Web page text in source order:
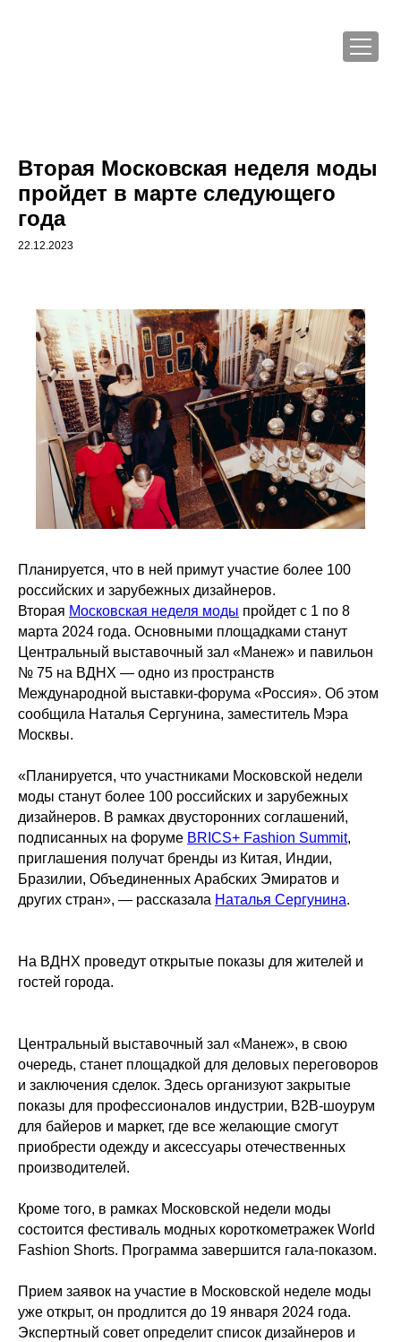
Вторая Московская неделя моды
пройдет в марте следующего
года
22.12.2023
Планируется, что в ней примут участие более 100
российских и зарубежных дизайнеров.
Вторая Московская неделя моды пройдет с 1 по 8
марта 2024 года. Основными площадками станут
Центральный выставочный зал «Манеж» и павильон
№ 75 на ВДНХ — одно из пространств
Международной выставки-форума «Россия». Об этом
сообщила Наталья Сергунина, заместитель Мэра
Москвы.
«Планируется, что участниками Московской недели
моды станут более 100 российских и зарубежных
дизайнеров. В рамках двусторонних соглашений,
подписанных на форуме BRICS+ Fashion Summit,
приглашения получат бренды из Китая, Индии,
Бразилии, Объединенных Арабских Эмиратов и
других стран», — рассказала Наталья Сергунина.
На ВДНХ проведут открытые показы для жителей и
гостей города.
Центральный выставочный зал «Манеж», в свою
очередь, станет площадкой для деловых переговоров
и заключения сделок. Здесь организуют закрытые
показы для профессионалов индустрии, B2B-шоурум
для байеров и маркет, где все желающие смогут
приобрести одежду и аксессуары отечественных
производителей.
Кроме того, в рамках Московской недели моды
состоится фестиваль модных короткометражек World
Fashion Shorts. Программа завершится гала-показом.
Прием заявок на участие в Московской неделе моды
уже открыт, он продлится до 19 января 2024 года.
Экспертный совет определит список дизайнеров и